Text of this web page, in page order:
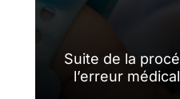
Suite de la
l’erreur